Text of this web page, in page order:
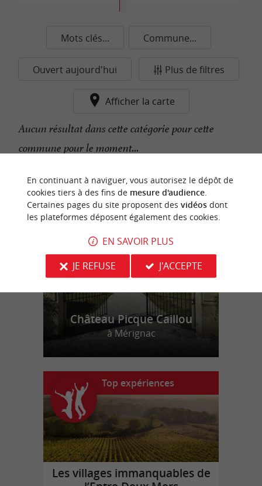
Mots clés... Commune...
Ouvert aujourd'hui Plus de filtres
Afficher la carte
Aucun résultat dans cette catégorie pour cette
commune pour le moment...
n
o
t
r
e
c
o
u
p
d
e
c
o
e
u
r
Château Picque Caillou
à Mérignac
Top expériences
Les villages immanquables de
En continuant à naviguer, vous autorisez le dépôt de
cookies tiers à des fins de mesure d'audience.
Certaines pages du site proposent des vidéosdont
les plateformes déposent également des cookies.
EN SAVOIR PLUS
JE REFUSE
J'ACCEPTE